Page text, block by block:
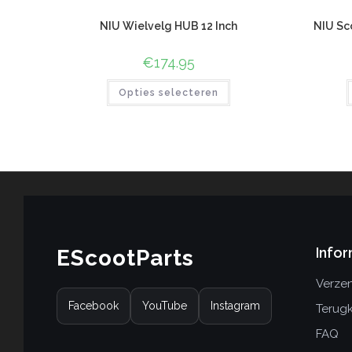
NIU Wielvelg HUB 12 Inch
€174.95
Opties selecteren
NIU
EScootParts
Facebook YouTube Instagram
FAQ